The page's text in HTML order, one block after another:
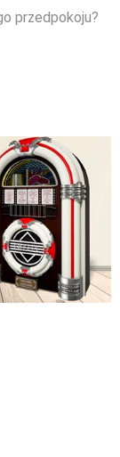
przedpokoju?